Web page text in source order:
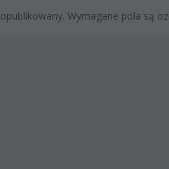
Wymagane pola są